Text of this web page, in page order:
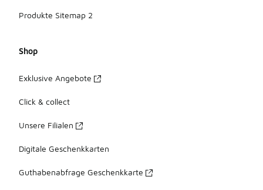
Produkte Sitemap 2
Shop
Exklusive Angebote
Click & collect
Unsere Filialen
Digitale Geschenkkarten
Guthabenabfrage Geschenkkarte